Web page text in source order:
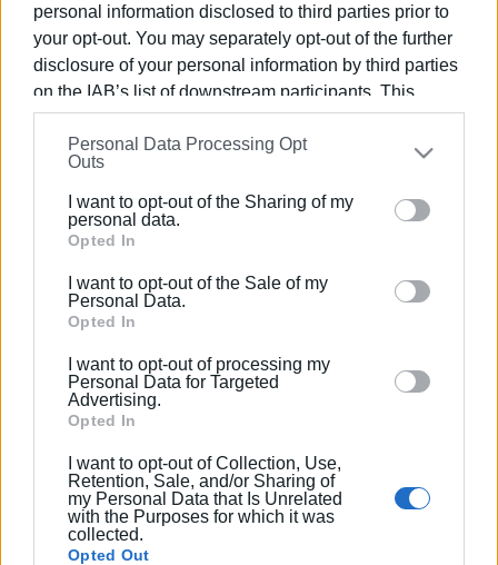
personal information disclosed to third parties prior to
your opt-out. You may separately opt-out of the further
disclosure of your personal information by third parties
on the IAB’s list of downstream participants. This
information may also be disclosed by us to third parties
on theIAB’s List of Downstream Participants
that may
further disclose it to other third parties.
Please note that this website/app uses one or more
Google services and may gather and store information
behaviour. You may click to grant or deny consent to
Google and its third-party tags to use your data for
section.
Personal Data Processing Opt
Outs
I want to opt-out of the Sharing of my
personal data.
Opted In
I want to opt-out of the Sale of my
Personal Data.
Opted In
I want to opt-out of processing my
Personal Data for Targeted
Advertising.
Opted In
I want to opt-out of Collection, Use,
Retention, Sale, and/or Sharing of
my Personal Data that Is Unrelated
with the Purposes for which it was
collected.
Opted Out
14 ΑΠΡΙΛΊΟΥ 2024/18:27
Η Φ.Ε. "Μάντζαρος" στο Symposio
Festival στην Αθήνα (photos)
Η «Μάντζαρος» θα βρεθεί στην Αθήνα
διασύνδεσης των POS με τις
ταμειακές
26 ΦΕΒΡΟΥΑΡΊΟΥ 2024
Παράταση για τις διαδικασίες POS
στα μικρά νησιά του Ιονίου, ζητά ο Δ.
08 ΟΚΤΩΒΡΊΟΥ 2022
Φωτιά στην κουζίνα του Mayor Mon
Repos Palace Art Hotel, στον